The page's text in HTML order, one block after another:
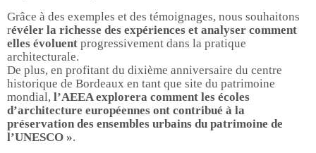
Grâce à des exemples et des témoignages, nous souhaitons
révéler la richesse des expériences et analyser comment
elles évoluent progressivement dans la pratique
architecturale.
De plus, en profitant du dixième anniversaire du centre
historique de Bordeaux en tant que site du patrimoine
mondial, l’AEEA explorera comment les écoles
d’architecture européennes ont contribué à la
préservation des ensembles urbains du patrimoine de
l’UNESCO ».